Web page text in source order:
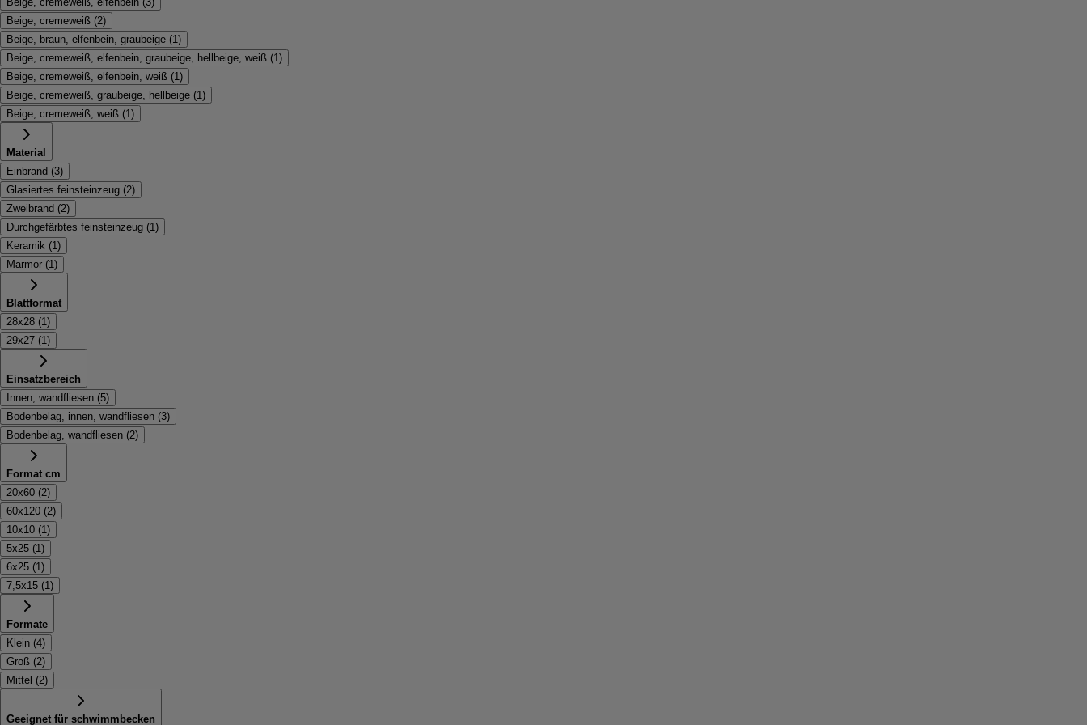
Beige, cremeweiß (2)
Beige, braun, elfenbein, graubeige (1 )
Beige, cremeweiß, elfenbein, graubeige, hellbeige, weiß (1 )
Beige, cremeweiß, elfenbein, weiß (1 )
Beige, cremeweiß, graubeige, hellbeige (1 )
Beige, cremeweiß, weiß (1 )
Material
Einbrand (3)
Glasiertes feinsteinzeug (2)
Zweibrand (2)
Durchgefärbtes feinsteinzeug (1 )
Keramik (1 )
Marmor (1 )
Blattformat
28x28 (1 )
29x27 (1 )
Einsatzbereich
Innen, wandfliesen (5)
Bodenbelag, innen, wandfliesen (3)
Bodenbelag, wandfliesen (2)
Format cm
20x60 (2)
60x120 (2)
10x10 (1 )
5x25 (1 )
6x25 (1 )
7,5x15 (1 )
Formate
Klein (4)
Groß (2)
Mittel (2)
Geeignet für schwimmbecken